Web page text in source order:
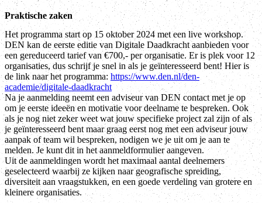
Praktische zaken
Het programma start op 15 oktober 2024 met een live workshop.
DEN kan de eerste editie van Digitale Daadkracht aanbieden voor
een gereduceerd tarief van €700,- per organisatie. Er is plek voor 12
organisaties, dus schrijf je snel in als je geïnteresseerd bent! Hier is
de link naar het programma:https://www.den.nl/den-
academie/digitale-daadkracht
Na je aanmelding neemt een adviseur van DEN contact met je op
om je eerste ideeën en motivatie voor deelname te bespreken. Ook
als je nog niet zeker weet wat jouw specifieke project zal zijn of als
je geïnteresseerd bent maar graag eerst nog met een adviseur jouw
aanpak of team wil bespreken, nodigen we je uit om je aan te
melden. Je kunt dit in het aanmeldformulier aangeven.
Uit de aanmeldingen wordt het maximaal aantal deelnemers
geselecteerd waarbij ze kijken naar geografische spreiding,
diversiteit aan vraagstukken, en een goede verdeling van grotere en
kleinere organisaties.